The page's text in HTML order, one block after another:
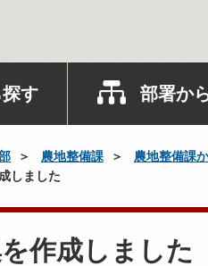
探す 部署か
農地整備課 農地整備課
しました
作成しました